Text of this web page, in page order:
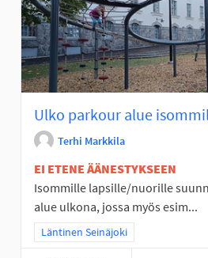
Ulko parkour alue
Terhi Markkila
EI ETENE ÄÄNESTYKSEEN
Isommille lapsille/nuorille
alue ulkona, jossa myös esim...
Rajaa tulokset teeman mukaan:
Läntinen Seinäjoki